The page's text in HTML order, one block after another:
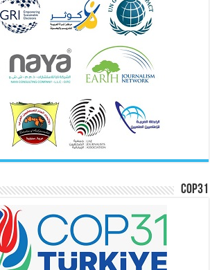
COP31